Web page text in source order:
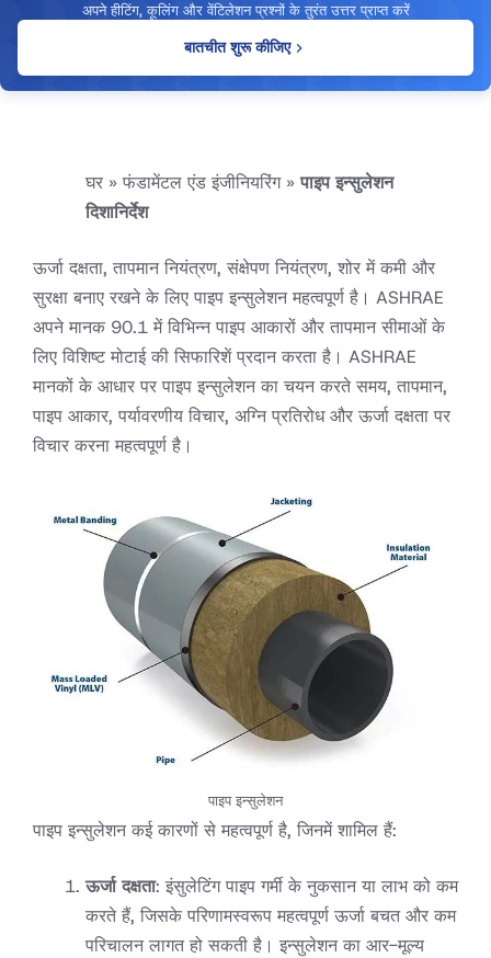
अपने हीटिंग, कूलिंग और वेंटिलेशन प्रश्नों के तुरंत उत्तर प्राप्त करें
बातचीत शुरू कीजिए
घर » फंडामेंटल एंड इंजीनियरिंग»पाइप इन्सुलेशन
दिशानिर्देश
ऊर्जा दक्षता, तापमान नियंत्रण, संक्षेपण नियंत्रण, शोर में कमी और
सुरक्षा बनाए रखने के लिए पाइप इन्सुलेशन महत्वपूर्ण है। ASHRAE
अपने मानक 90.1 में विभिन्न पाइप आकारों और तापमान सीमाओं के
लिए विशिष्ट मोटाई की सिफारिशें प्रदान करता है। ASHRAE
मानकों के आधार पर पाइप इन्सुलेशन का चयन करते समय, तापमान,
पाइप आकार, पर्यावरणीय विचार, अग्नि प्रतिरोध और ऊर्जा दक्षता पर
विचार करना महत्वपूर्ण है।
पाइप इन्सुलेशन
पाइप इन्सुलेशन कई कारणों से महत्वपूर्ण है, जिनमें शामिल हैं:
ऊर्जा दक्षता: इंसुलेटिंग पाइप गर्मी के नुकसान या लाभ को कम
करते हैं, जिसके परिणामस्वरूप महत्वपूर्ण ऊर्जा बचत और कम
परिचालन लागत हो सकती है। इन्सुलेशन का आर-मूल्य